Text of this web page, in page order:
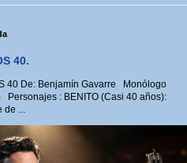
40.
40 De: Benjamín Gavarre Monólogo
Personajes : BENITO (Casi 40 años):
de ...